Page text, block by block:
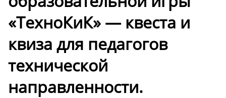
«ТехноКиК» — квеста и
квиза для педагогов
технической
направленности.